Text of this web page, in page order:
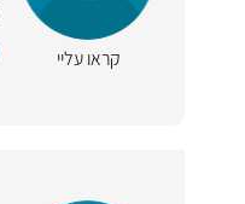
קראו עליי